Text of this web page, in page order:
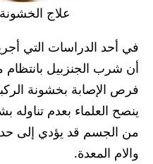
علاج الخشونة
أن شرب الجنزبيل
فرص الإصابة بخشونة
ينصح العلماء بعدم
من الجسم قد يؤدي إلى
والام المعدة.